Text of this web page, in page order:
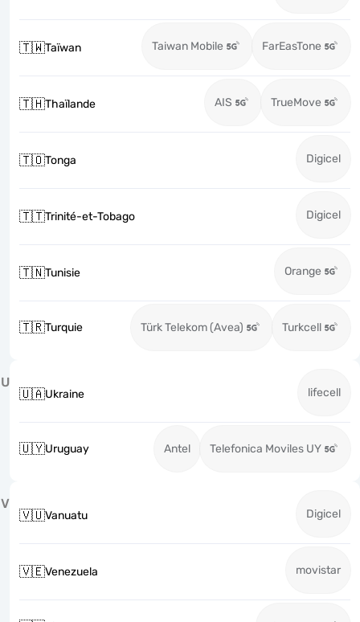
🇹🇼Taïwan Taiwan Mobile FarEasTone
🇹🇭Thaïlande AIS TrueMove
🇹🇴Tonga Digicel
🇹🇹Trinité-et-Tobago Digicel
🇹🇳Tunisie Orange
🇹🇷Turquie Türk Telekom (Avea) Turkcell
U
🇺🇦Ukraine lifecell
🇺🇾Uruguay Antel Telefonica Moviles UY
V
🇻🇺Vanuatu Digicel
🇻🇪Venezuela movistar